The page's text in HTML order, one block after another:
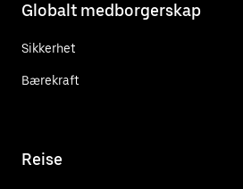
Globalt medborgerskap
Sikkerhet
Bærekraft
Reise